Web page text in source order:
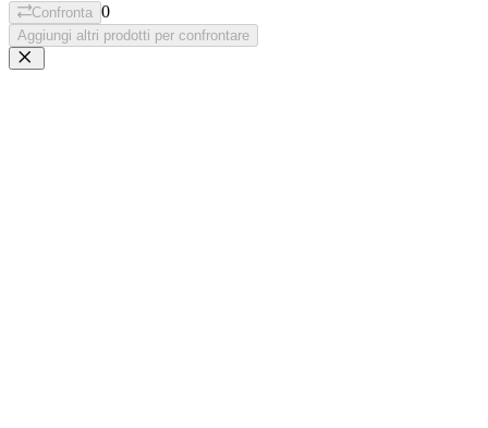
Confronta 0
Aggiungi altri prodotti per confrontare